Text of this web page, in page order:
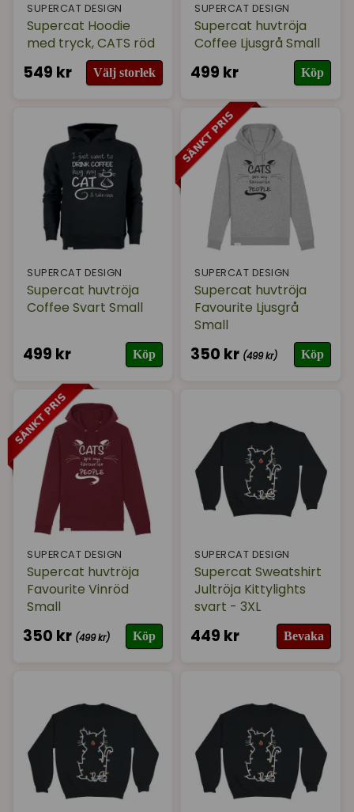
SUPERCAT DESIGN
Supercat Hoodie
med tryck, CATS röd
549 kr Välj storlek
SUPERCAT DESIGN
Supercat huvtröja
Coffee Ljusgrå Small
499 kr Köp
SUPERCAT DESIGN
Supercat huvtröja
Coffee Svart Small
499 kr Köp
SUPERCAT DESIGN
Supercat huvtröja
Favourite Ljusgrå
Small
350 kr (499 kr) Köp
SUPERCAT DESIGN
Supercat huvtröja
Favourite Vinröd
Small
350 kr (499 kr) Köp
SUPERCAT DESIGN
Supercat Sweatshirt
Jultröja Kittylights
svart - 3XL
449 kr Bevaka